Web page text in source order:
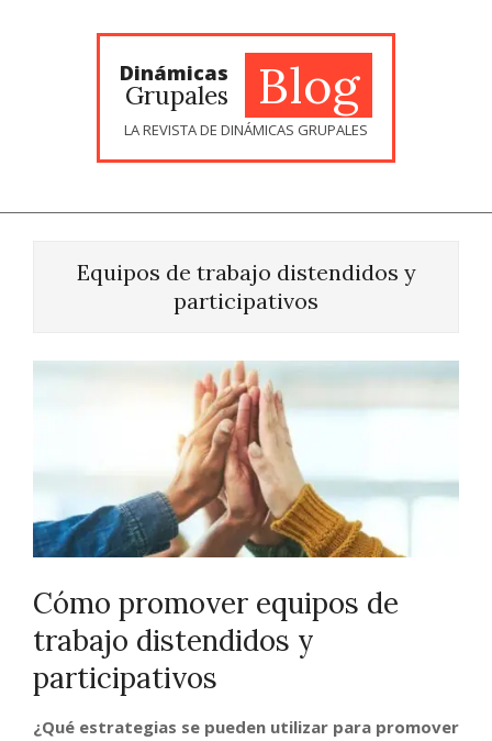
Dinámicas
Grupales Blog
LA REVISTA DE DINÁMICAS GRUPALES
Equipos de trabajo distendidos y
participativos
Cómo promover equipos de
trabajo distendidos y
participativos
¿Qué estrategias se pueden utilizar para promover